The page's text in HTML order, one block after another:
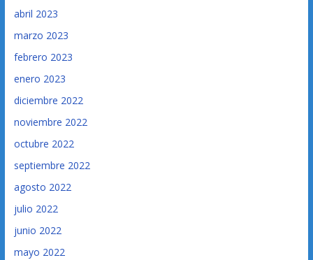
abril 2023
marzo 2023
febrero 2023
enero 2023
diciembre 2022
noviembre 2022
octubre 2022
septiembre 2022
agosto 2022
julio 2022
junio 2022
mayo 2022